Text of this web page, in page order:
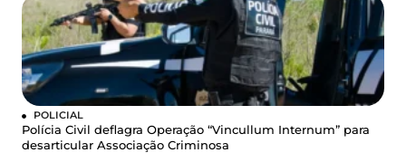
POLICIAL
Polícia Civil deflagra Operação “Vincullum Internum” para
desarticular Associação Criminosa